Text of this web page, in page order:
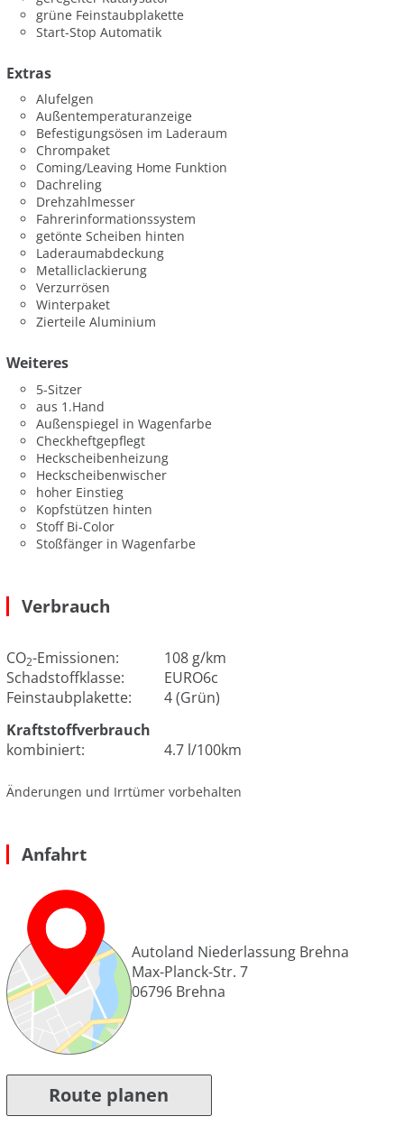
grüne Feinstaubplakette
Start-Stop Automatik
Extras
Alufelgen
Außentemperaturanzeige
Befestigungsösen im Laderaum
Chrompaket
Coming/Leaving Home Funktion
Dachreling
Drehzahlmesser
Fahrerinformationssystem
getönte Scheiben hinten
Laderaumabdeckung
Metalliclackierung
Verzurrösen
Winterpaket
Zierteile Aluminium
Weiteres
5-Sitzer
aus 1.Hand
Außenspiegel in Wagenfarbe
Checkheftgepflegt
Heckscheibenheizung
Heckscheibenwischer
hoher Einstieg
Kopfstützen hinten
Stoff Bi-Color
Stoßfänger in Wagenfarbe
Verbrauch
CO2-Emissionen:
108 g/km
Schadstoffklasse:
EURO6c
Feinstaubplakette:
4 (Grün)
Kraftstoffverbrauch
kombiniert:
4.7 l/100km
Änderungen und Irrtümer vorbehalten
Anfahrt
Autoland Niederlassung Brehna
Max-Planck-Str. 7
06796 Brehna
Route planen